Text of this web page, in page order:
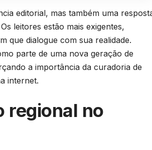
editorial, mas também uma
leitores estão mais exigentes,
que dialogue com sua realidade.
parte de uma nova geração de
a importância da curadoria de
internet.
regional no